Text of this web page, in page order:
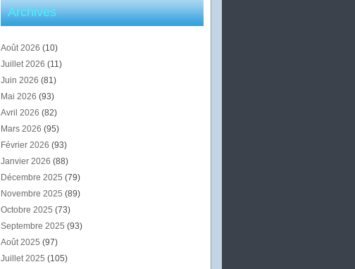
Archives
Août 2026 (10)
Juillet 2026 (11)
Juin 2026 (81)
Mai 2026 (93)
Avril 2026 (82)
Mars 2026 (95)
Février 2026 (93)
Janvier 2026 (88)
Décembre 2025 (79)
Novembre 2025 (89)
Octobre 2025 (73)
Septembre 2025 (93)
Août 2025 (97)
Juillet 2025 (105)